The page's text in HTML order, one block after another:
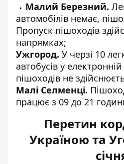
Малий Березний.
автомобілів немає,
Пропуск пішоходів
напрямках;
Ужгород. У черзі 10
автобусів у
пішоходів не
Малі Селменці.
працює з 09 до 21
Перетин
Україною та